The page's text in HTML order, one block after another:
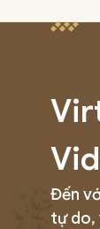
Đến
tự do,